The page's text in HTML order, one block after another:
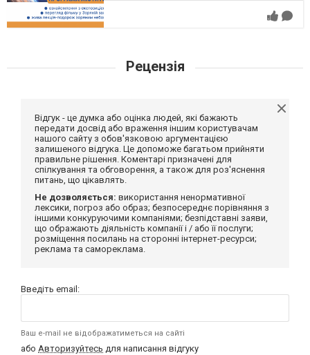
Рецензія
Відгук - це думка або оцінка людей, які бажають
передати досвід або враження іншим користувачам
нашого сайту з обов'язковою аргументацією
залишеного відгука. Це допоможе багатьом прийняти
правильне рішення. Коментарі призначені для
спілкування та обговорення, а також для роз'яснення
питань, що цікавлять.
Не дозволяється: використання ненормативної
лексики, погроз або образ; безпосереднє порівняння з
іншими конкуруючими компаніями; безпідставні заяви,
що ображають діяльність компанії і / або її послуги;
розміщення посилань на сторонні інтернет-ресурси;
реклама та самореклама.
Введіть email:
Ваш e-mail не відображатиметься на сайті
або Авторизуйтесь для написання відгуку